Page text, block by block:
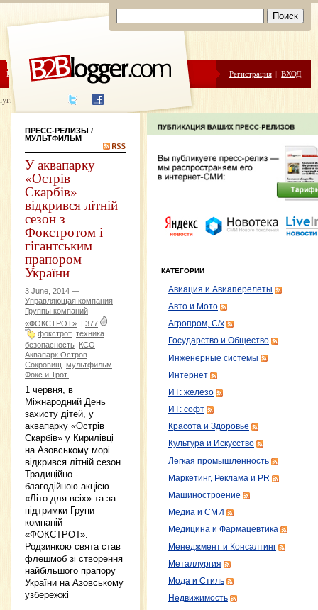
ЦЕНЫ ПОМОЩЬ Регистрация | ВХОД
написания
ПРЕСС-РЕЛИЗЫ /
МУЛЬТФИЛЬМ
У аквапарку
«Острів
Скарбів»
відкрився літній
сезон з
Фокстротом і
гігантським
прапором
України
3 June, 2014 —
Управляющая компания
Группы компаний
«ФОКСТРОТ» | 377
фокстрот техника
безопасность КСО
Аквапарк Остров
Сокровищ мультфильм
Фокс и Трот.
1 червня, в
Міжнародний День
захисту дітей, у
аквапарку «Острів
Скарбів» у Кирилівці
на Азовському морі
відкрився літній сезон.
Традиційно -
благодійною акцією
«Літо для всіх» та за
підтримки Групи
компаній
«ФОКСТРОТ».
Родзинкою свята став
флешмоб зі створення
найбільшого прапору
України на Азовському
узбережжі
КАТЕГОРИИ
Авиация и Авиаперелеты
Авто и Мото
Агропром, С/х
Государство и Общество
Инженерные системы
Интернет
ИТ: железо
ИТ: софт
Красота и Здоровье
Культура и Искусство
Легкая промышленность
Маркетинг, Реклама и PR
Машиностроение
Медиа и СМИ
Медицина и Фармацевтика
Менеджмент и Консалтинг
Металлургия
Мода и Стиль
Недвижимость